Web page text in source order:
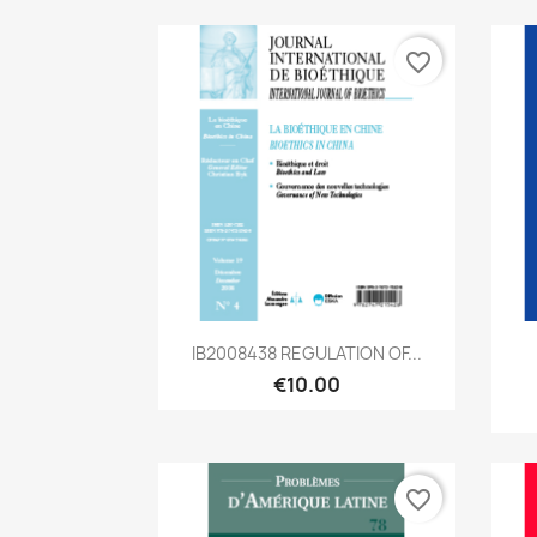
Quick view
IB2008438 REGULATION OF...
€10.00
favorite_border
favorite_border